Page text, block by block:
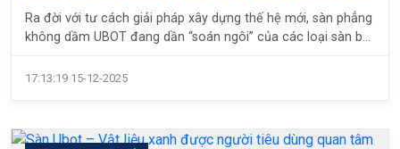
PHÍ NHƯ LỜI ĐỒN ?
Ra đời với tư cách giải pháp xây dựng thế hệ mới, sàn phẳng
không dầm UBOT đang dần “soán ngôi” của các loại sàn bê
đến giải pháp sàn phẳng UBOT như một giải pháp xây dựng
Nhưng liệu giải pháp này có thực sự tiết kiệm chi phí như lời
17:13:19 15-12-2025